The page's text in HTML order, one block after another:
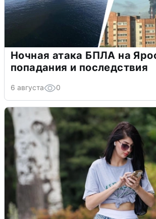
Ночная атака БПЛА на
попадания и последствия
6 августа 0